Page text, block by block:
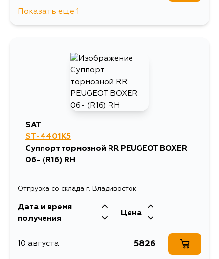
Показать еще 1
SAT
ST-4401K5
Суппорт тормозной RR PEUGEOT BOXER
06- (R16) RH
Отгрузка со склада г. Владивосток
Дата и время
получения
Цена
10 августа 5826